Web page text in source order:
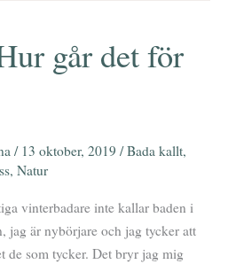
går det för
/ 13 oktober, 2019 /Bada kallt,
, Natur
vinterbadare inte kallar baden i
jag är nybörjare och jag tycker att
de som tycker. Det bryr jag mig